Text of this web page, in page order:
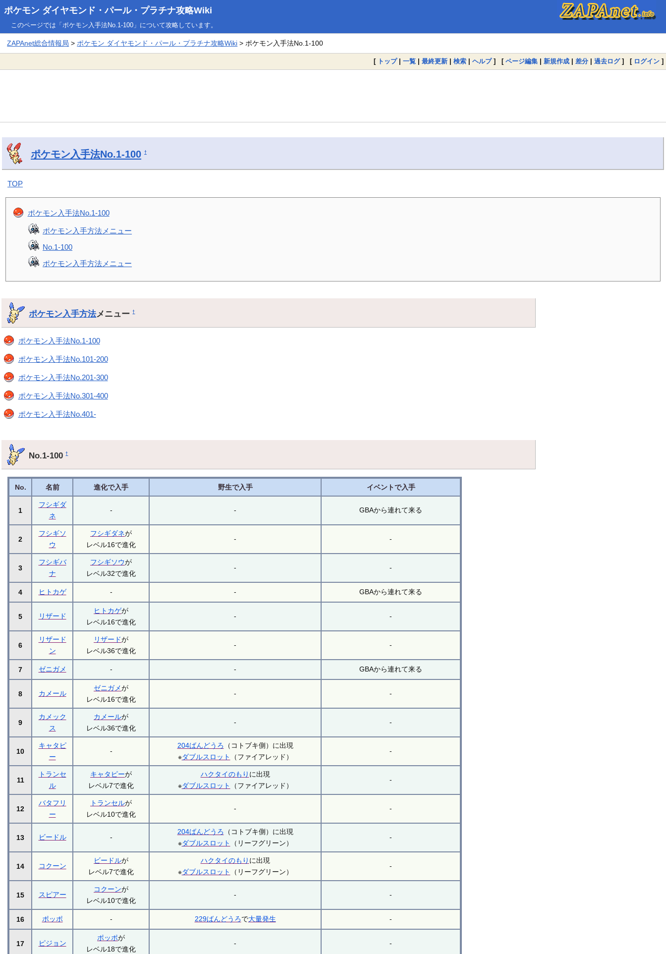
ポケモン ダイヤモンド・パール・プラチナ攻略Wiki
このページでは「ポケモン入手法No.1-100」について攻略しています。
ZAPAnet総合情報局 >ポケモン ダイヤモンド・パール・プラチナ攻略Wiki > ポケモン入手法No.1-100
[ トップ| 一覧 | 最終更新 | 検索 | ヘルプ] [ ページ編集 | 新規作成 | 差分 | 過去ログ] [ ログイン ]
ポケモン入手法No.1-100 †
TOP
ポケモン入手法No.1-100
ポケモン入手方法メニュー
No.1-100
ポケモン入手方法メニュー
ポケモン入手方法メニュー†
ポケモン入手法No.1-100
ポケモン入手法No.101-200
ポケモン入手法No.201-300
ポケモン入手法No.301-400
ポケモン入手法No.401-
No.1-100†
No. 名前 進化で入手 野生で入手 イベントで入手
1
フシギダ
ネ
- - GBAから連れて来る
2
フシギソ
ウ
フシギダネが
レベル16で進化
- -
3
フシギバ
ナ
フシギソウが
レベル32で進化
- -
4 ヒトカゲ - - GBAから連れて来る
5 リザード
ヒトカゲが
レベル16で進化
- -
6
リザード
ン
リザードが
レベル36で進化
- -
7 ゼニガメ - - GBAから連れて来る
8 カメール
ゼニガメが
レベル16で進化
- -
9
カメック
ス
カメールが
レベル36で進化
- -
10
キャタピ
ー
-
204ばんどうろ （コトブキ側）に出現
※ダブルスロット （ファイアレッド）
-
11
トランセ
ル
キャタピーが
レベル7で進化
ハクタイのもり に出現
※ダブルスロット （ファイアレッド）
-
12
バタフリ
ー
トランセルが
レベル10で進化
- -
13 ビードル -
204ばんどうろ （コトブキ側）に出現
※ダブルスロット （リーフグリーン）
-
14 コクーン
ビードルが
レベル7で進化
ハクタイのもり に出現
※ダブルスロット （リーフグリーン）
-
15 スピアー
コクーンが
レベル10で進化
- -
16 ポッポ - 229ばんどうろで大量発生 -
17 ピジョン
ポッポが
レベル18で進化
- -